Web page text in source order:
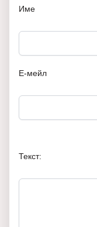
Име
Е-мейл
Текст: